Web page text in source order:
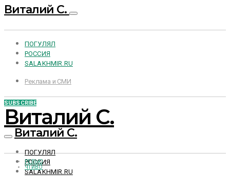
Виталий С.
ПОГУЛЯЛ
РОССИЯ
SALAKHMIR.RU
Реклама и СМИ
SUBSCRIBE
Виталий С.
Виталий С.
ПОГУЛЯЛ
РОССИЯ
SALAKHMIR.RU
РЕВЬЮ
ЧТИВО